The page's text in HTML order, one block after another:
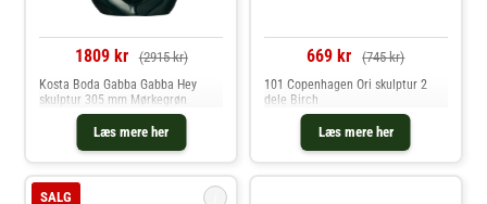
1809 kr (2915 kr)
Læs mere her
Kosta Boda Gabba Gabba Hey
skulptur 305 mm Mørkegrøn
669 kr (745 kr)
Læs mere her
101 Copenhagen Ori skulptur 2
dele Birch
SALG